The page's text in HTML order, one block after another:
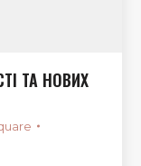
ТА НОВИХ